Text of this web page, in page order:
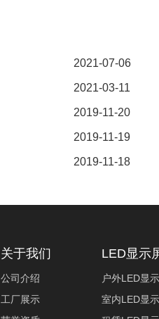
2021-07-06
2021-03-11
2019-11-20
2019-11-19
2019-11-18
关于我们
公司介绍
工厂展示
LED显示
户外LED显
室内LED显